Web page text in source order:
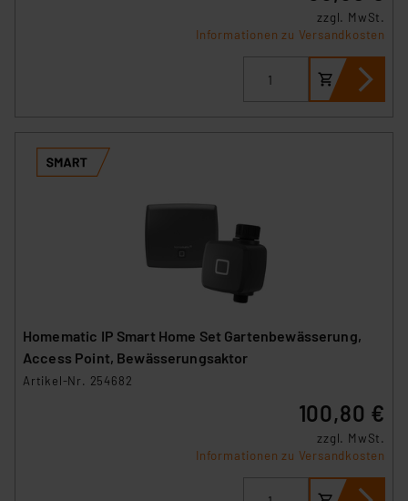
zzgl. MwSt.
Informationen zu Versandkosten
Homematic IP Smart Home Set Gartenbewässerung,
Access Point, Bewässerungsaktor
Artikel-Nr. 254682
100,80 €
zzgl. MwSt.
Informationen zu Versandkosten